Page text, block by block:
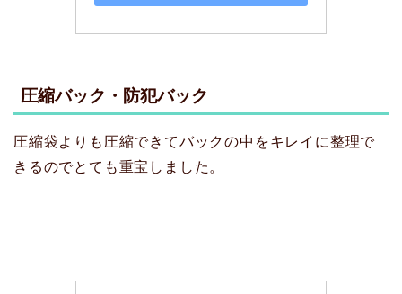
圧縮バック・防犯バック
圧縮袋よりも圧縮できてバックの中をキレイに整理で
きるのでとても重宝しました。